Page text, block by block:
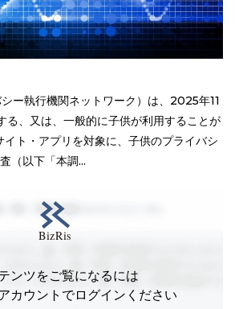
ー執行機関ネットワーク）は、2025年11
る、又は、一般的に子供が利用することが
ト・アプリを対象に、子供のプライバシ
（以下「本調...
ンツをご覧になるには
カウントでログインください